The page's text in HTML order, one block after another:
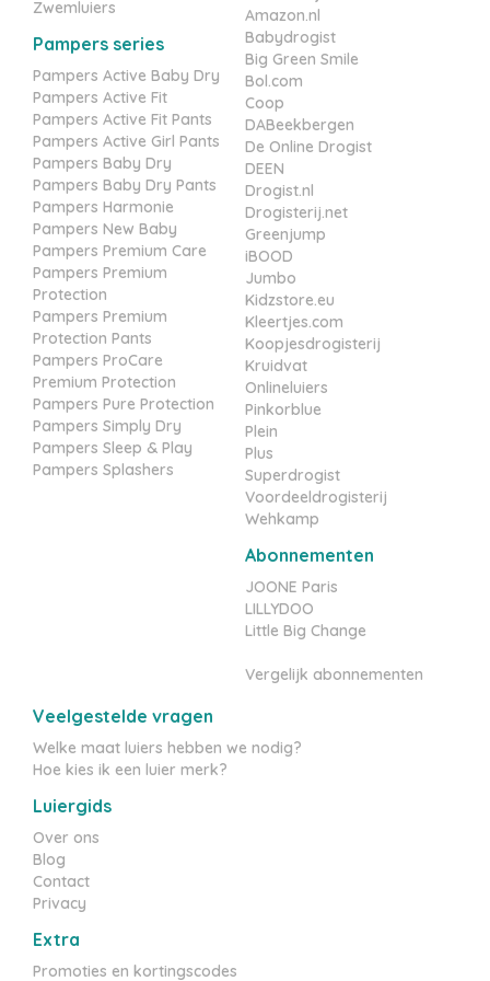
Zwemluiers
Pampers series
Pampers Active Baby Dry
Pampers Active Fit
Pampers Active Fit Pants
Pampers Active Girl Pants
Pampers Baby Dry
Pampers Baby Dry Pants
Pampers Harmonie
Pampers New Baby
Pampers Premium Care
Pampers Premium
Protection
Pampers Premium
Protection Pants
Pampers ProCare
Premium Protection
Pampers Pure Protection
Pampers Simply Dry
Pampers Sleep & Play
Pampers Splashers
Amazon.nl
Babydrogist
Big Green Smile
Bol.com
Coop
DABeekbergen
De Online Drogist
DEEN
Drogist.nl
Drogisterij.net
Greenjump
iBOOD
Jumbo
Kidzstore.eu
Kleertjes.com
Koopjesdrogisterij
Kruidvat
Onlineluiers
Pinkorblue
Plein
Plus
Superdrogist
Voordeeldrogisterij
Wehkamp
Abonnementen
JOONE Paris
LILLYDOO
Little Big Change
Vergelijk abonnementen
Veelgestelde vragen
Welke maat luiers hebben we nodig?
Hoe kies ik een luier merk?
Luiergids
Over ons
Blog
Contact
Privacy
Extra
Promoties en kortingscodes